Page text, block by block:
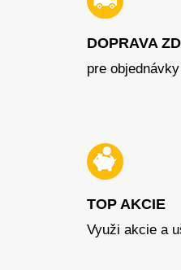
DOPRAVA
pre
TOP AKCIE
Využi akcie a